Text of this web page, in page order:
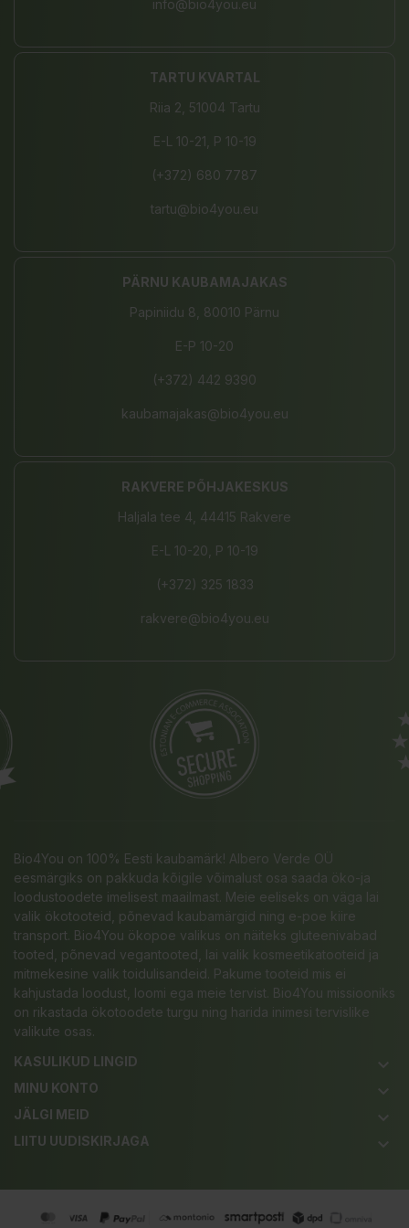
info@bio4you.eu
TARTU KVARTAL
Riia 2, 51004 Tartu
E-L 10-21, P 10-19
(+372) 680 7787
tartu@bio4you.eu
PÄRNU KAUBAMAJAKAS
Papiniidu 8, 80010 Pärnu
E-P 10-20
(+372) 442 9390
kaubamajakas@bio4you.eu
RAKVERE PÕHJAKESKUS
Haljala tee 4, 44415 Rakvere
E-L 10-20, P 10-19
(+372) 325 1833
rakvere@bio4you.eu
Bio4You on 100% Eesti kaubamärk! Albero Verde OÜ
eesmärgiks on pakkuda kõigile võimalust osa saada öko-ja
loodustoodete imelisest maailmast. Meie eeliseks on väga lai
valik ökotooteid, põnevad kaubamärgid ning e-poe kiire
transport. Bio4You ökopoe valikus on näiteks gluteenivabad
tooted, põnevad vegantooted, lai valik kosmeetikatooteid ja
mitmekesine valik toidulisandeid. Pakume tooteid mis ei
kahjustada loodust, loomi ega meie tervist. Bio4You missiooniks
on rikastada ökotoodete turgu ning harida inimesi tervislike
valikute osas.
KASULIKUD LINGID
keyboard_arrow_down
MINU KONTO keyboard_arrow_down
JÄLGI MEID keyboard_arrow_down
LIITU UUDISKIRJAGA keyboard_arrow_down